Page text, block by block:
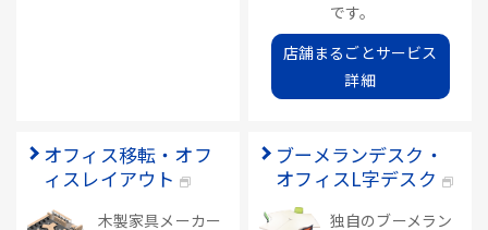
です。
店舗まるごとサービス
詳細
オフィス移転・オフ
ィスレイアウト
木製家具メーカー
ブーメランデスク・
オフィスL字デスク
独自のブーメラン